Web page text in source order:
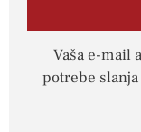
Vaša e-mail
potrebe